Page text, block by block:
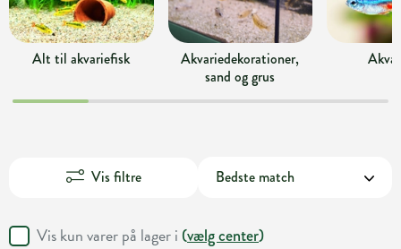
Alt til akvariefisk
Akvariedekorationer,
sand og grus
Vis filtre
Vis kun varer på lager i (vælg center)